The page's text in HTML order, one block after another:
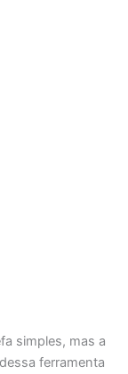
simples, mas a
ferramenta